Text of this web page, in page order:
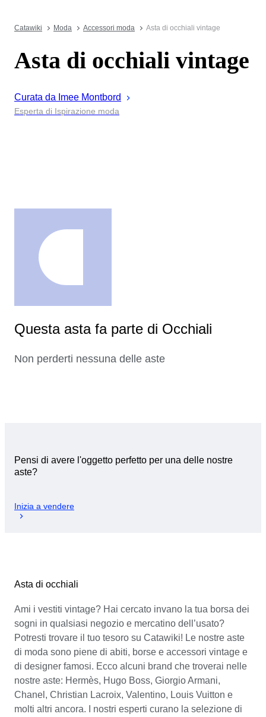
Catawiki Moda Accessori moda Asta di occhiali vintage
Asta di occhiali vintage
Curata da Imee Montbord
Esperta di Ispirazione moda
Questa asta fa parte di Occhiali
Non perderti nessuna delle aste
Pensi di avere l'oggetto perfetto per una delle nostre
aste?
Inizia a vendere
Asta di occhiali
Ami i vestiti vintage? Hai cercato invano la tua borsa dei
sogni in qualsiasi negozio e mercatino dell’usato?
Potresti trovare il tuo tesoro su Catawiki! Le nostre aste
di moda sono piene di abiti, borse e accessori vintage e
di designer famosi. Ecco alcuni brand che troverai nelle
nostre aste: Hermès, Hugo Boss, Giorgio Armani,
Chanel, Christian Lacroix, Valentino, Louis Vuitton e
molti altri ancora. I nostri esperti curano la selezione di